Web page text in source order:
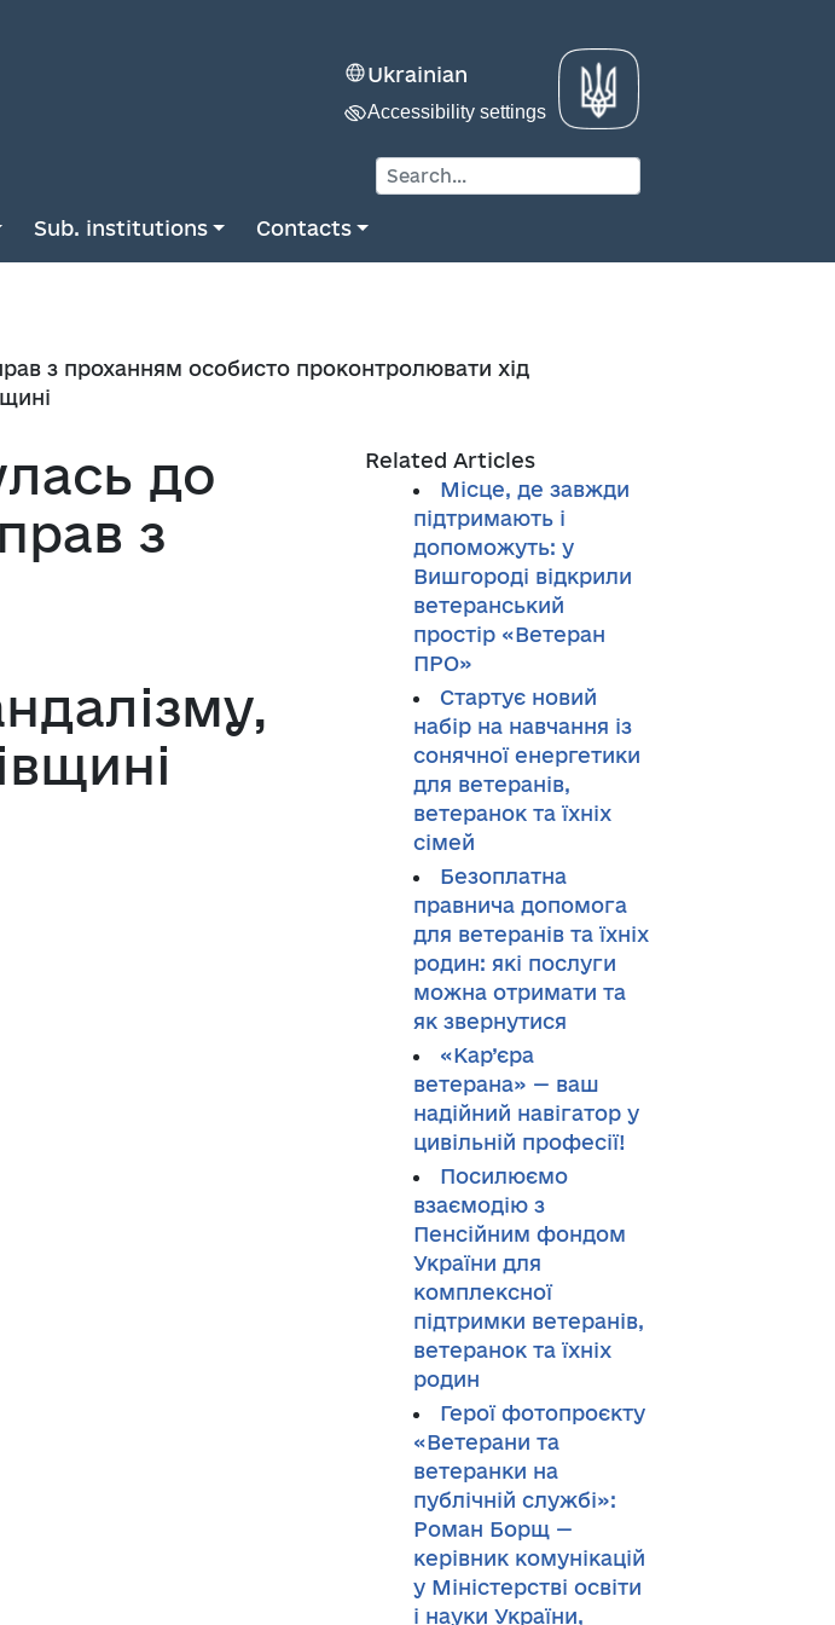
Ukrainian
Accessibility settings
Sub. institutions Contacts
з проханням особисто проконтролювати хід
до
з
Related Articles
Місце, де завжди
підтримають і
допоможуть: у
Вишгороді відкрили
ветеранський
простір «Ветеран
ПРО»
Стартує новий
набір на навчання із
сонячної енергетики
для ветеранів,
ветеранок та їхніх
сімей
Безоплатна
правнича допомога
для ветеранів та їхніх
родин: які послуги
можна отримати та
як звернутися
«Кар’єра
ветерана» — ваш
надійний навігатор у
цивільній професії!
Посилюємо
взаємодію з
Пенсійним фондом
України для
комплексної
підтримки ветеранів,
ветеранок та їхніх
родин
Герої фотопроєкту
«Ветерани та
ветеранки на
публічній службі»:
Роман Борщ —
керівник комунікацій
у Міністерстві освіти
і науки України,